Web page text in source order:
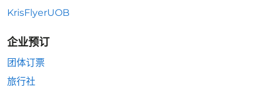
KrisFlyerUOB
企业预订
团体订票
旅行社